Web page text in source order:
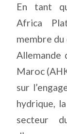
En tant
Africa
membre
Allemande
Maroc
sur
hydrique,
secteur